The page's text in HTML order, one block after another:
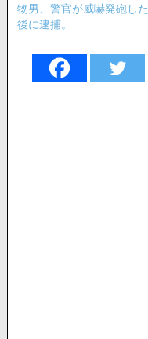
物男、警官が威嚇発砲した
後に逮捕。